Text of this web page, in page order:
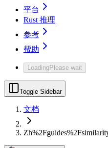
平台
Rust 推理
参考
帮助
LoadingPlease wait
Toggle Sidebar
文档